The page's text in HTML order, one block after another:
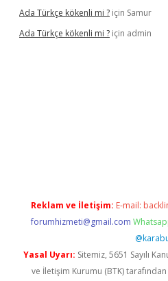
Ada Türkçe kökenli mi ? için Samur
Ada Türkçe kökenli mi ? için admin
Reklam ve İletişim: E-mail:
forumhizmeti@gmail.com
Yasal Uyarı: Sitemiz, 5651 Sayılı
ve İletişim Kurumu (BTK) tarafından